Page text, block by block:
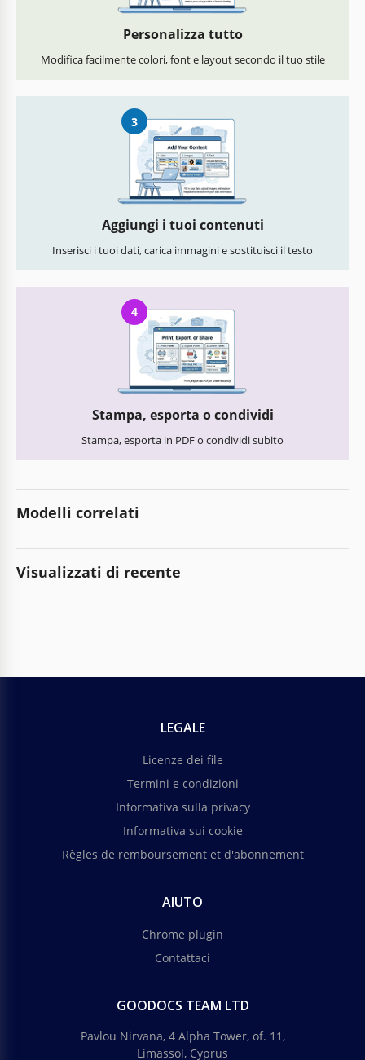
Personalizza tutto
Modifica facilmente colori, font e layout secondo il tuo stile
3
Aggiungi i tuoi contenuti
Inserisci i tuoi dati, carica immagini e sostituisci il testo
4
Stampa, esporta o condividi
Stampa, esporta in PDF o condividi subito
Modelli correlati
Visualizzati di recente
LEGALE
Licenze dei file
Termini e condizioni
Informativa sulla privacy
Informativa sui cookie
Règles de remboursement et d'abonnement
AIUTO
Chrome plugin
Contattaci
GOODOCS TEAM LTD
Pavlou Nirvana, 4 Alpha Tower, of. 11,
Limassol, Cyprus